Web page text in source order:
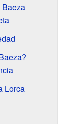
Lorca